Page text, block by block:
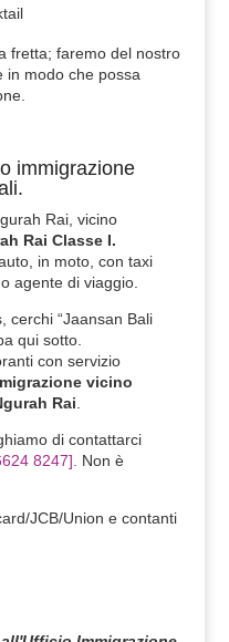
fretta; faremo del nostro
in modo che possa
immigrazione
Rai, vicino
Rai Classe I.
in moto, con taxi
agente di viaggio.
cerchi “Jaansan Bali
qui sotto.
con servizio
vicino
Rai.
di contattarci
8247]. Non è
JCB/Union e contanti